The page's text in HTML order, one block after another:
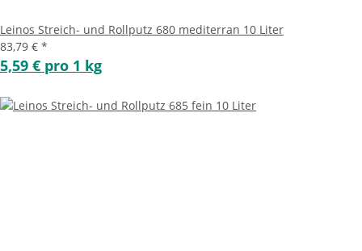
Leinos Streich- und Rollputz 680 mediterran 10 Liter
83,79 € *
5,59 € pro 1 kg